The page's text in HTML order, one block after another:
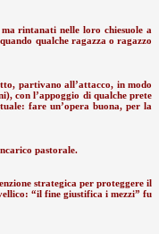
rintanati nelle loro chiesuole a
qualche ragazza o ragazzo
partivano all’attacco, in modo
con l’appoggio di qualche prete
fare un’opera buona, per la
pastorale.
strategica per proteggere il
“il fine giustifica i mezzi” fu